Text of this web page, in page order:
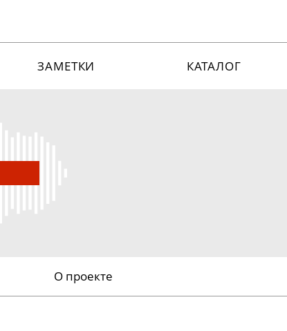
ЗАМЕТКИ КАТАЛОГ
О проекте